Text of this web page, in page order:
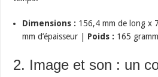
Dimensions : 156,4 mm de long x
mm d’épaisseur | Poids : 165
2. Image et son : un